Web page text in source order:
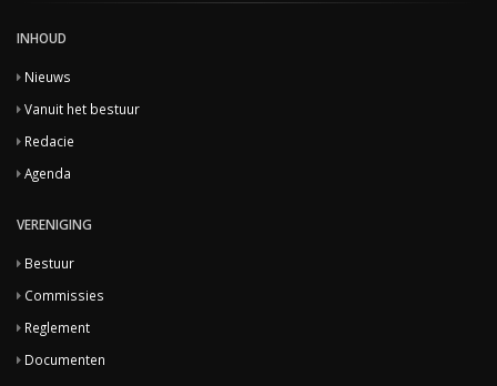
INHOUD
Nieuws
Vanuit het bestuur
Redacie
Agenda
VERENIGING
Bestuur
Commissies
Reglement
Documenten